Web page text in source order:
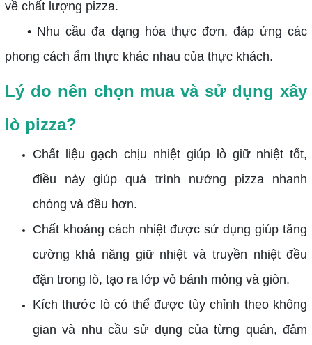
về chất lượng pizza.
• Nhu cầu đa dạng hóa thực đơn, đáp ứng các
phong cách ẩm thực khác nhau của thực khách.
Lý do nên chọn mua và sử dụng xây
lò pizza?
Chất liệu gạch chịu nhiệt giúp lò giữ nhiệt tốt,
điều này giúp quá trình nướng pizza nhanh
chóng và đều hơn.
Chất khoáng cách nhiệt được sử dụng giúp tăng
cường khả năng giữ nhiệt và truyền nhiệt đều
đặn trong lò, tạo ra lớp vỏ bánh mỏng và giòn.
Kích thước lò có thể được tùy chỉnh theo không
gian và nhu cầu sử dụng của từng quán, đảm